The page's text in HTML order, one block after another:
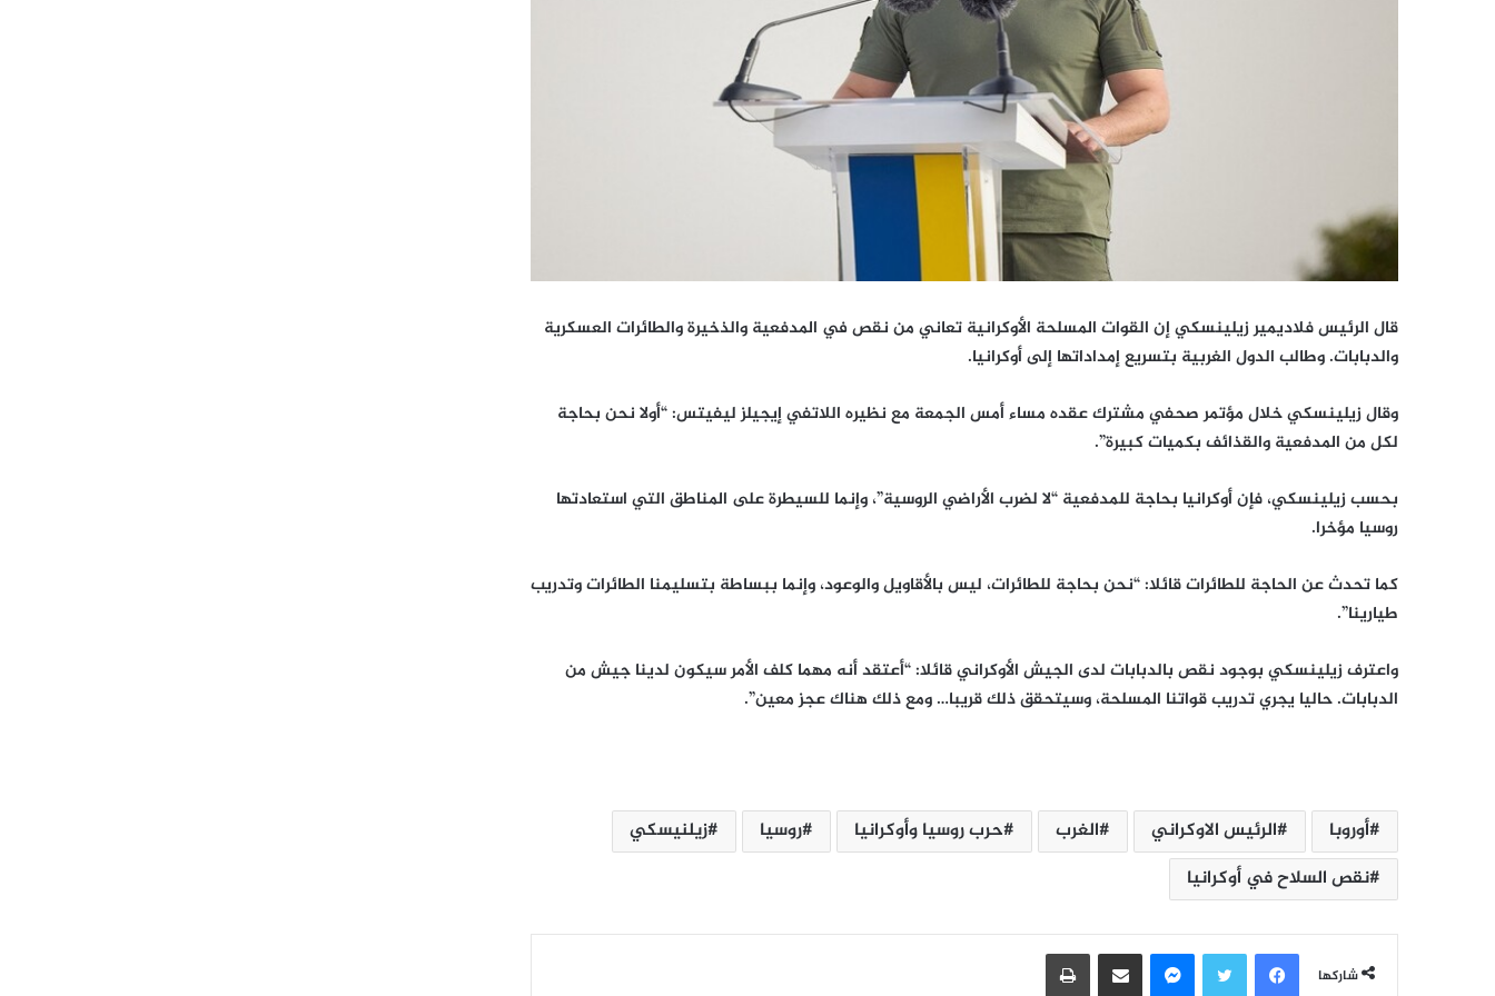
قال الرئيس فلاديمير زيلينسكي إن القوات المسلحة الأوكرانية تعاني من نقص في المدفعية والذخيرة والطائرات العسكرية
والدبابات. وطالب الدول الغربية بتسريع إمداداتها إلى أوكرانيا.
وقال زيلينسكي خلال مؤتمر صحفي مشترك عقده مساء أمس الجمعة مع نظيره اللاتفي إيجيلز ليفيتس: “أولا نحن بحاجة
لكل من المدفعية والقذائف بكميات كبيرة”.
بحسب زيلينسكي، فإن أوكرانيا بحاجة للمدفعية “لا لضرب الأراضي الروسية”، وإنما للسيطرة على المناطق التي استعادتها
روسيا مؤخرا.
كما تحدث عن الحاجة للطائرات قائلا: “نحن بحاجة للطائرات، ليس بالأقاويل والوعود، وإنما ببساطة بتسليمنا الطائرات وتدريب
طيارينا”.
واعترف زيلينسكي بوجود نقص بالدبابات لدى الجيش الأوكراني قائلا: “أعتقد أنه مهما كلف الأمر سيكون لدينا جيش من
الدبابات. حاليا يجري تدريب قواتنا المسلحة، وسيتحقق ذلك قريبا… ومع ذلك هناك عجز معين”.
أوروبا الرئيس الاوكراني الغرب حرب روسيا وأوكرانيا روسيا
زيلنيسكي
نقص السلاح في أوكرانيا
شاركها
فيسبوكتويتر ماسنجر مشاركة عبر البريد طباعة
متابعة العمل الحكومي ونقل صلاحياتها